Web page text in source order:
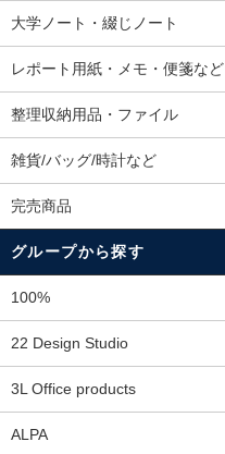
大学ノート・綴じノート
レポート用紙・メモ・便箋など
整理収納用品・ファイル
雑貨/バッグ/時計など
完売商品
グループから探す
100%
22 Design Studio
3L Office products
ALPA